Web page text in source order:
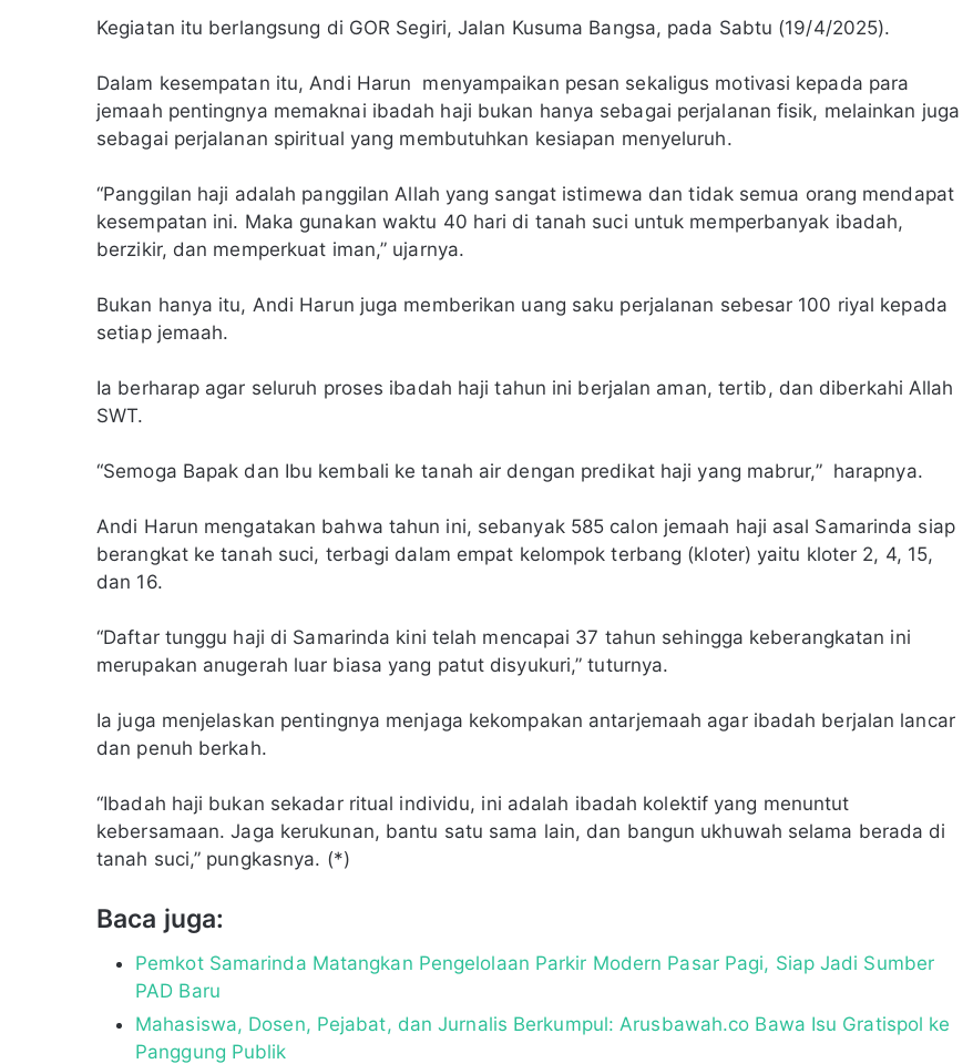
Kegiatan itu berlangsung di GOR Segiri, Jalan Kusuma Bangsa, pada Sabtu (19/4/2025).
Dalam kesempatan itu, Andi Harun menyampaikan pesan sekaligus motivasi kepada para
jemaah pentingnya memaknai ibadah haji bukan hanya sebagai perjalanan fisik, melainkan juga
sebagai perjalanan spiritual yang membutuhkan kesiapan menyeluruh.
“Panggilan haji adalah panggilan Allah yang sangat istimewa dan tidak semua orang mendapat
kesempatan ini. Maka gunakan waktu 40 hari di tanah suci untuk memperbanyak ibadah,
berzikir, dan memperkuat iman,” ujarnya.
Bukan hanya itu, Andi Harun juga memberikan uang saku perjalanan sebesar 100 riyal kepada
setiap jemaah.
Ia berharap agar seluruh proses ibadah haji tahun ini berjalan aman, tertib, dan diberkahi Allah
SWT.
“Semoga Bapak dan Ibu kembali ke tanah air dengan predikat haji yang mabrur,” harapnya.
Andi Harun mengatakan bahwa tahun ini, sebanyak 585 calon jemaah haji asal Samarinda siap
berangkat ke tanah suci, terbagi dalam empat kelompok terbang (kloter) yaitu kloter 2, 4, 15,
dan 16.
“Daftar tunggu haji di Samarinda kini telah mencapai 37 tahun sehingga keberangkatan ini
merupakan anugerah luar biasa yang patut disyukuri,” tuturnya.
Ia juga menjelaskan pentingnya menjaga kekompakan antarjemaah agar ibadah berjalan lancar
dan penuh berkah.
“Ibadah haji bukan sekadar ritual individu, ini adalah ibadah kolektif yang menuntut
kebersamaan. Jaga kerukunan, bantu satu sama lain, dan bangun ukhuwah selama berada di
tanah suci,” pungkasnya. (*)
Baca juga:
Pemkot Samarinda Matangkan Pengelolaan Parkir Modern Pasar Pagi, Siap Jadi Sumber
PAD Baru
Mahasiswa, Dosen, Pejabat, dan Jurnalis Berkumpul: Arusbawah.co Bawa Isu Gratispol ke
Panggung Publik